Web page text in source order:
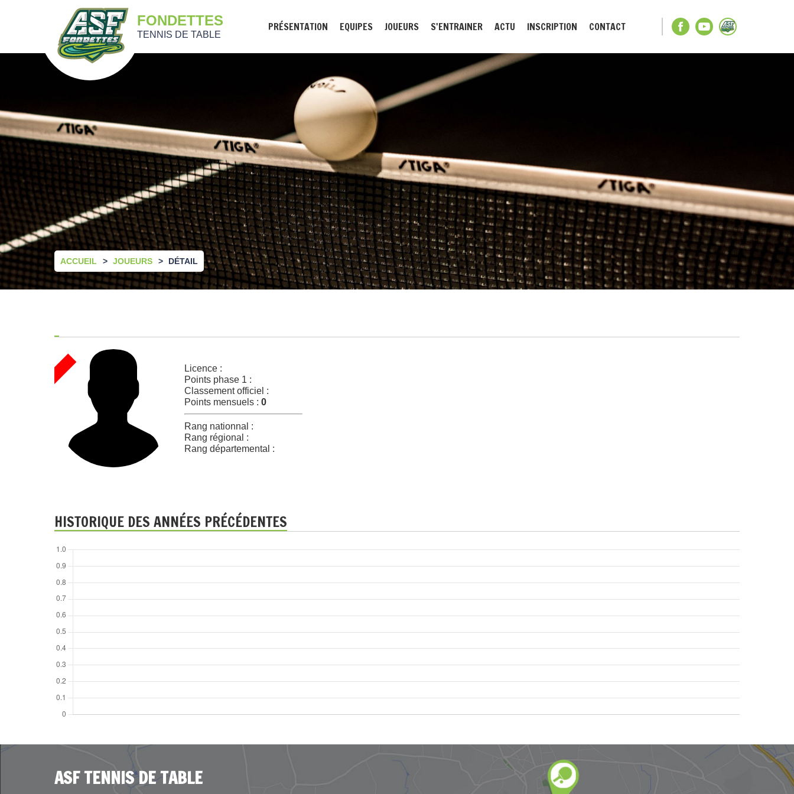
FONDETTES
TENNIS DE TABLE
PRÉSENTATION EQUIPES JOUEURS S'ENTRAINER ACTU INSCRIPTION CONTACT
ACCUEIL JOUEURS DÉTAIL
Licence :
Points phase 1 :
Classement officiel :
Points mensuels : 0
Rang nationnal :
Rang régional :
Rang départemental :
HISTORIQUE DES ANNÉES PRÉCÉDENTES
ASF TENNIS DE TABLE